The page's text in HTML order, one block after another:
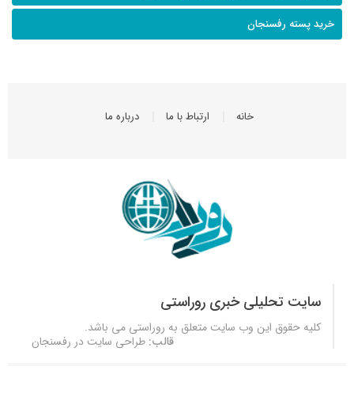
خرید پسته رفسنجان
خانه ارتباط با ما درباره ما
سایت تحلیلی خبری روراستی
کلیه حقوق این وب سایت متعلق به روراستی می باشد.
قالب: طراحی سایت در رفسنجان